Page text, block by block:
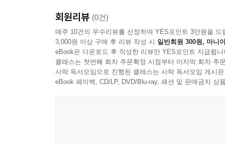
회원리뷰 (0건)
매주 10건의 우수리뷰를 선정하여 YES포인트 3만원을 드
3,000원 이상 구매 후 리뷰 작성 시 일반회원 300원, 마니
eBook은 다운로드 후 작성한 리뷰만 YES포인트 지급됩니
클래스는 첫번째 회차 주문확정 시점부터 마지막 회차 주
사락 독서모임으로 진행된 클래스는 사락 독서모임 게시
eBook 페이백, CD/LP, DVD/Blu-ray, 패션 및 판매금지 상